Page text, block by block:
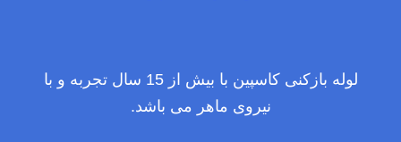
لوله بازکنی کاسپین با بیش از 15 سال تجربه و با
نیروی ماهر می باشد.